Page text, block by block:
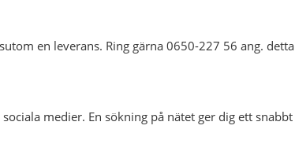
en leverans. Ring gärna 0650-227 56 ang.
medier. En sökning på nätet ger dig ett snabbt